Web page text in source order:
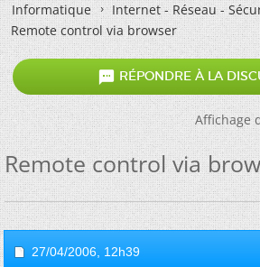
Informatique
Internet - Réseau -
Remote control via browser
 RÉPONDRE À LA
Affichage
Remote control via
27/04/2006, 12h39